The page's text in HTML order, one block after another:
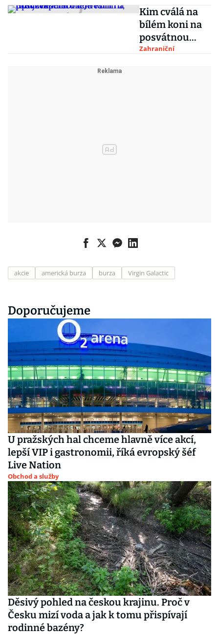
Kim cválá na
bílém koni na
posvátnou
horu. Je to
Zahraniční
akcie americká burza burza Virgin Galactic
Doporučujeme
U pražských hal chceme hlavně více akcí,
lepší VIP i gastronomii, říká evropský šéf
Live Nation
Obchod a služby
Děsivý pohled na českou krajinu. Proč v
Česku mizí voda a jak k tomu přispívají
rodinné bazény?